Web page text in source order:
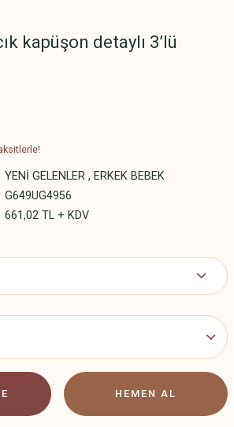
kapüşon detaylı 3’lü
YENİ GELENLER , ERKEK BEBEK
G649UG4956
661,02 TL + KDV
HEMEN AL